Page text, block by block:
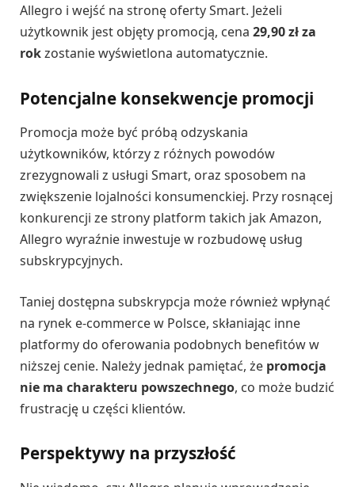
Allegro i wejść na stronę oferty Smart. Jeżeli
użytkownik jest objęty promocją, cena 29,90 zł za
rokzostanie wyświetlona automatycznie.
Potencjalne konsekwencje promocji
Promocja może być próbą odzyskania
użytkowników, którzy z różnych powodów
zrezygnowali z usługi Smart, oraz sposobem na
zwiększenie lojalności konsumenckiej. Przy rosnącej
konkurencji ze strony platform takich jak Amazon,
Allegro wyraźnie inwestuje w rozbudowę usług
subskrypcyjnych.
Taniej dostępna subskrypcja może również wpłynąć
na rynek e-commerce w Polsce, skłaniając inne
platformy do oferowania podobnych benefitów w
niższej cenie. Należy jednak pamiętać, że promocja
nie ma charakteru powszechnego, co może budzić
frustrację u części klientów.
Perspektywy na przyszłość